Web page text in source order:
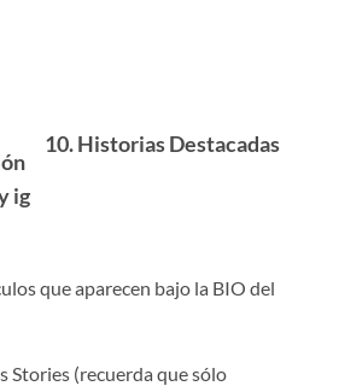
10. Historias Destacadas
que aparecen bajo la BIO del
Stories (recuerda que sólo